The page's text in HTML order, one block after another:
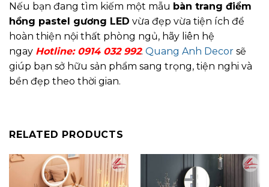
Nếu bạn đang tìm kiếm một mẫu bàn trang điểm
hồng pastel gương LED vừa đẹp vừa tiện ích để
hoàn thiện nội thất phòng ngủ, hãy liên hệ
ngay Hotline: 0914 032 992. Quang Anh Decor sẽ
giúp bạn sở hữu sản phẩm sang trọng, tiện nghi và
bền đẹp theo thời gian.
RELATED PRODUCTS